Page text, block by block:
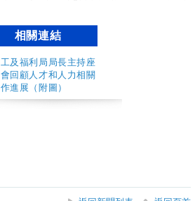
相關連結
及福利局局長主持座
回顧人才和人力相關
進展（附圖）